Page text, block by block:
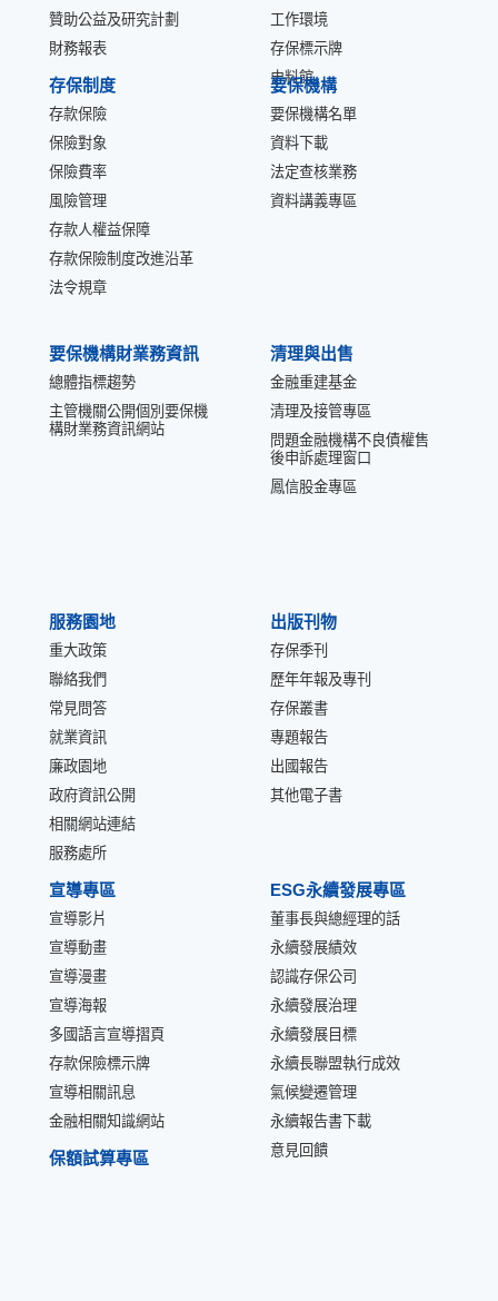
贊助公益及研究計劃
財務報表
工作環境
存保標示牌
史料館
存保制度
存款保險
保險對象
保險費率
風險管理
存款人權益保障
存款保險制度改進沿革
法令規章
要保機構
要保機構名單
資料下載
法定查核業務
資料講義專區
要保機構財業務資訊
總體指標趨勢
主管機關公開個別要保機
構財業務資訊網站
清理與出售
金融重建基金
清理及接管專區
問題金融機構不良債權售
後申訴處理窗口
鳳信股金專區
服務園地
重大政策
聯絡我們
常見問答
就業資訊
廉政園地
政府資訊公開
相關網站連結
服務處所
出版刊物
存保季刊
歷年年報及專刊
存保叢書
專題報告
出國報告
其他電子書
宣導專區
宣導影片
宣導動畫
宣導漫畫
宣導海報
多國語言宣導摺頁
存款保險標示牌
宣導相關訊息
金融相關知識網站
ESG永續發展專區
董事長與總經理的話
永續發展績效
認識存保公司
永續發展治理
永續發展目標
永續長聯盟執行成效
氣候變遷管理
永續報告書下載
意見回饋
保額試算專區